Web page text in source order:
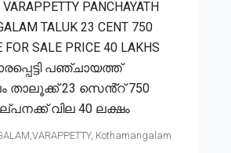
PANCHAYATH
TALUK 23 CENT 750
FOR SALE PRICE 40 LAKHS
പഞ്ചായത്ത്
താലൂക്ക് 23 സെൻ്റ് 750
വില 40 ലക്ഷം
Kothamangalam